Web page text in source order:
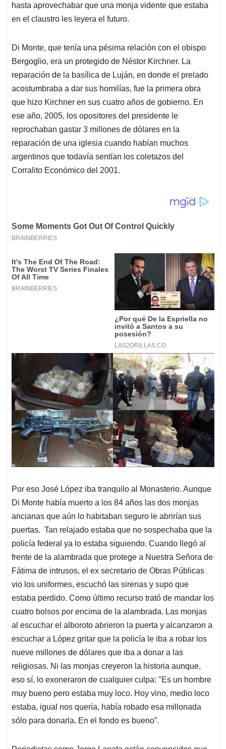
hasta aprovechabar que una monja vidente que estaba
en el claustro les leyera el futuro.
Di Monte, que tenía una pésima relación con el obispo
Bergoglio, era un protegido de Néstor Kirchner. La
reparación de la basílica de Luján, en donde el prelado
acostumbraba a dar sus homilías, fue la primera obra
que hizo Kirchner en sus cuatro años de gobierno. En
ese año, 2005, los opositores del presidente le
reprochaban gastar 3 millones de dólares en la
reparación de una iglesia cuando habían muchos
argentinos que todavía sentían los coletazos del
Corralito Económico del 2001.
Por eso José López iba tranquilo al Monasterio. Aunque
Di Monte había muerto a los 84 años las dos monjas
ancianas que aún lo habitaban seguro le abrirían sus
puertas. Tan relajado estaba que no sospechaba que la
policía federal ya lo estaba siguiendo. Cuando llegó al
frente de la alambrada que protege a Nuestra Señora de
Fátima de intrusos, el ex secretario de Obras Públicas
vio los uniformes, escuchó las sirenas y supo que
estaba perdido. Como último recurso trató de mandar los
cuatro bolsos por encima de la alambrada. Las monjas
al escuchar el alboroto abrieron la puerta y alcanzaron a
escuchar a López gritar que la policía le iba a robar los
nueve millones de dólares que iba a donar a las
religiosas. Ni las monjas creyeron la historia aunque,
eso sí, lo exoneraron de cualquier culpa: "Es un hombre
muy bueno pero estaba muy loco. Hoy vino, medio loco
estaba, igual nos quería, había robado esa millonada
sólo para donarla. En el fondo es bueno”.